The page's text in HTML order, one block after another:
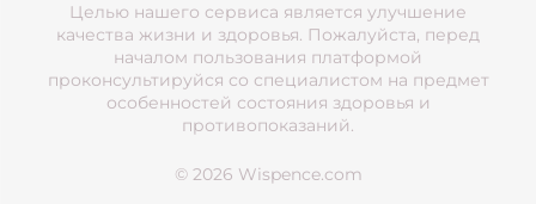
Целью нашего сервиса является улучшение
качества жизни и здоровья. Пожалуйста, перед
началом пользования платформой
проконсультируйся со специалистом на предмет
особенностей состояния здоровья и
противопоказаний.
© 2026 Wispence.com